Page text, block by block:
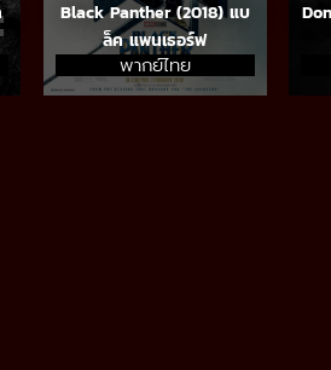
Black Panther (2018) แบ
ล็ค แพนเธอร์ฟ
พากย์ไทย